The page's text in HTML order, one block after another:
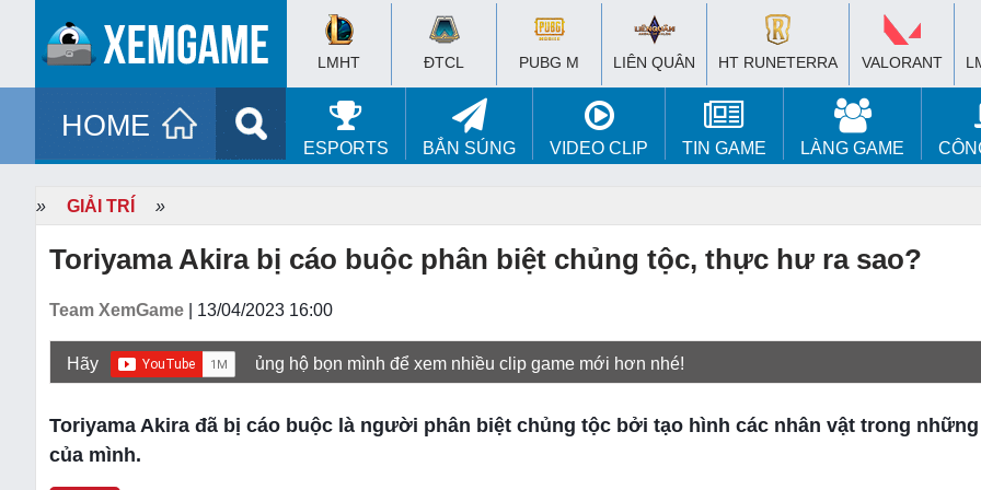
LMHT ĐTCL PUBG M LIÊN QUÂN HT RUNETERRA VALORANT
HOME
ESPORTS BẮN SÚNG VIDEO CLIP TIN GAME LÀNG GAME
» GIẢI TRÍ »
Toriyama Akira bị cáo buộc phân biệt chủng tộc, thực hư ra sao?
Team XemGame | 13/04/2023 16:00
Hãy ủng hộ bọn mình để xem nhiều clip game mới hơn nhé!
Toriyama Akira đã bị cáo buộc là người phân biệt chủng tộc bởi tạo hình các nhân vật trong
của mình.